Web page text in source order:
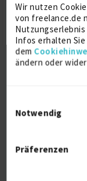
Wir nutzen
von freelance.de
Infos erhalten
dem
ändern oder
Notwendig
Präferenzen
Content
Strategisches